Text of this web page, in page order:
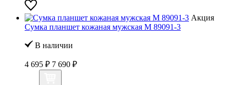
Акция
Сумка планшет кожаная мужская M 89091-3
В наличии
4 695 ₽ 7 690 ₽